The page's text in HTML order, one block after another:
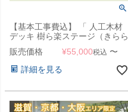
【基本工事費込】 「 人工木材
デッキ 樹ら楽ステージ（きらら
ステージ） ステップデッキ（階
段） 」 【滋賀・京都・大阪の
み対応可能】【本体と同時注文
のみ対応可】
販売価格 ¥55,000税込 〜
詳細を見る